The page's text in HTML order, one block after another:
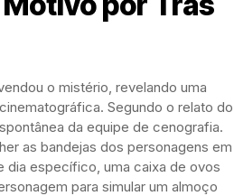
o mistério, revelando uma
Segundo o relato do
da equipe de cenografia.
as bandejas dos personagens em
dia específico, uma caixa de ovos
para simular um almoço